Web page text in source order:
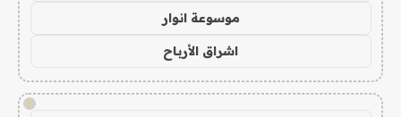
موسوعة انوار
اشراق الأرباح
!